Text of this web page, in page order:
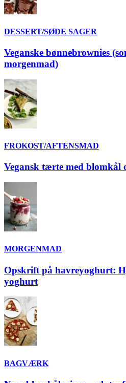
DESSERT/SØDE SAGER
Veganske bønnebrownies
morgenmad)
FROKOST/AFTENSMAD
Vegansk tærte med blomkål
MORGENMAD
Opskrift på havreyoghurt:
yoghurt
BAGVÆRK